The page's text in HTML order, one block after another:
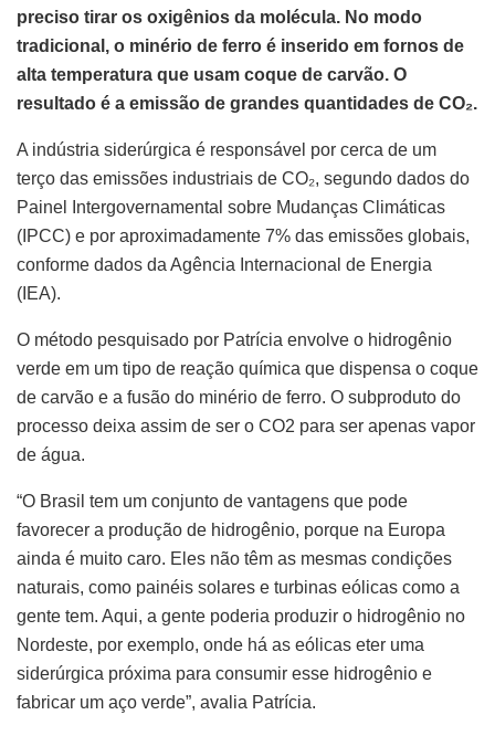
preciso tirar os oxigênios da molécula. No modo
tradicional, o minério de ferro é inserido em fornos de
alta temperatura que usam coque de carvão. O
resultado é a emissão de grandes quantidades de CO₂.
A indústria siderúrgica é responsável por cerca de um
terço das emissões industriais de CO₂, segundo dados do
Painel Intergovernamental sobre Mudanças Climáticas
(IPCC) e por aproximadamente 7% das emissões globais,
conforme dados da Agência Internacional de Energia
(IEA).
O método pesquisado por Patrícia envolve o hidrogênio
verde em um tipo de reação química que dispensa o coque
de carvão e a fusão do minério de ferro. O subproduto do
processo deixa assim de ser o CO2 para ser apenas vapor
de água.
“O Brasil tem um conjunto de vantagens que pode
favorecer a produção de hidrogênio, porque na Europa
ainda é muito caro. Eles não têm as mesmas condições
naturais, como painéis solares e turbinas eólicas como a
gente tem. Aqui, a gente poderia produzir o hidrogênio no
Nordeste, por exemplo, onde há as eólicas eter uma
siderúrgica próxima para consumir esse hidrogênio e
fabricar um aço verde”, avalia Patrícia.